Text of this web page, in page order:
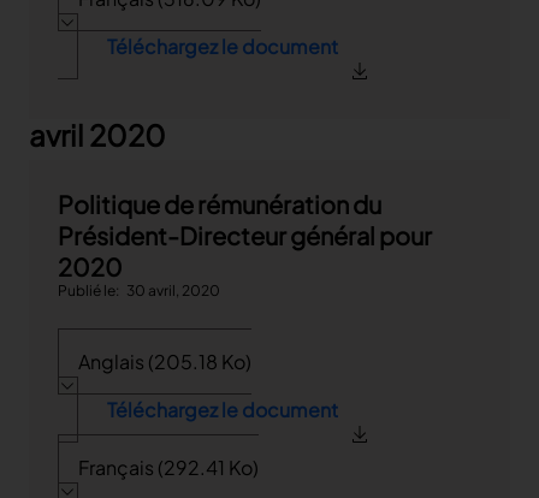
Téléchargez le document
avril 2020
Politique de rémunération du
Président-Directeur général pour
2020
Publié le 30 avril, 2020
Anglais (205.18 Ko)
Téléchargez le document
Français (292.41 Ko)